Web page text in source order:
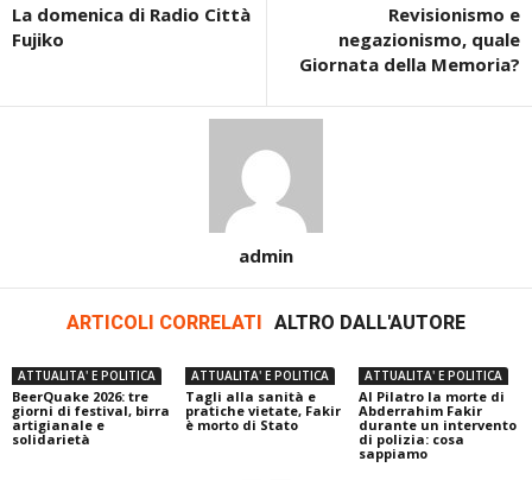
La domenica di Radio Città
Fujiko
Revisionismo e
negazionismo, quale
Giornata della Memoria?
admin
ARTICOLI CORRELATI ALTRO DALL'AUTORE
ATTUALITA' E POLITICA
BeerQuake 2026: tre
giorni di festival, birra
artigianale e
solidarietà
ATTUALITA' E POLITICA
Tagli alla sanità e
pratiche vietate, Fakir
è morto di Stato
ATTUALITA' E POLITICA
Al Pilatro la morte di
Abderrahim Fakir
durante un intervento
di polizia: cosa
sappiamo